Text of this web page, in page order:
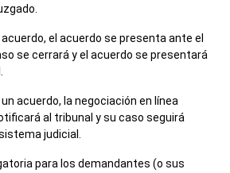
ADA y adaptaciones
View site in English
acuerdo, el acuerdo se presenta ante el
se cerrará y el acuerdo se presentará
acuerdo, la negociación en línea
al tribunal y su caso seguirá
judicial.
para los demandantes (o sus